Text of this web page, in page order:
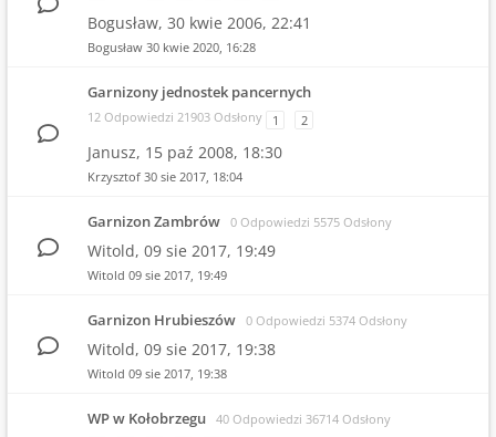
Bogusław, 30 kwie 2006, 22:41
Bogusław 30 kwie 2020, 16:28
Garnizony jednostek pancernych
12 Odpowiedzi 21903 Odsłony 1 2
Janusz, 15 paź 2008, 18:30
Krzysztof 30 sie 2017, 18:04
Garnizon Zambrów 0 Odpowiedzi 5575 Odsłony
Witold, 09 sie 2017, 19:49
Witold 09 sie 2017, 19:49
Garnizon Hrubieszów 0 Odpowiedzi 5374 Odsłony
Witold, 09 sie 2017, 19:38
Witold 09 sie 2017, 19:38
WP w Kołobrzegu 40 Odpowiedzi 36714 Odsłony